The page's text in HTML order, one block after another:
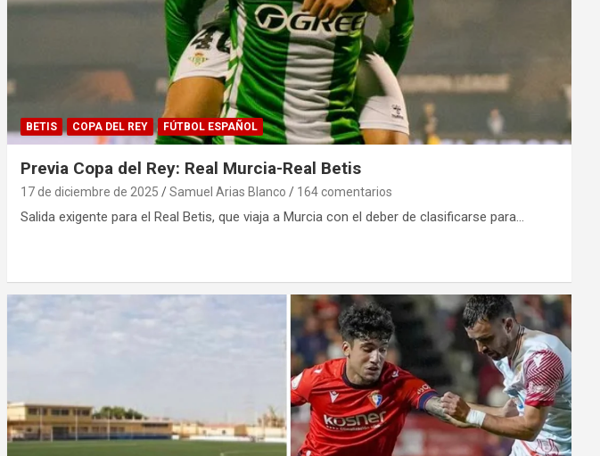
BETIS COPA DEL REY FÚTBOL ESPAÑOL
Previa Copa del Rey: Real Murcia-Real Betis
17 de diciembre de 2025 Samuel Arias Blanco 164 comentarios
Salida exigente para el Real Betis, que viaja a Murcia con el deber de clasificarse para…